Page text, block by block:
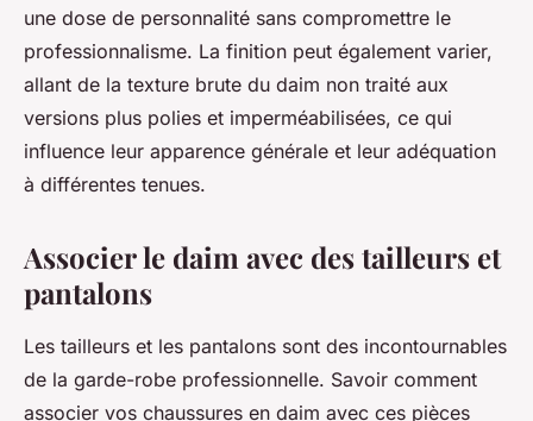
une dose de personnalité sans compromettre le
professionnalisme. La finition peut également varier,
allant de la texture brute du daim non traité aux
versions plus polies et imperméabilisées, ce qui
influence leur apparence générale et leur adéquation
à différentes tenues.
Associer le daim avec des tailleurs et
pantalons
Les tailleurs et les pantalons sont des incontournables
de la garde-robe professionnelle. Savoir comment
associer vos chaussures en daim avec ces pièces